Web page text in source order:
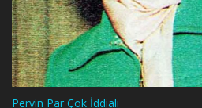
Pervin Par Çok İddialı